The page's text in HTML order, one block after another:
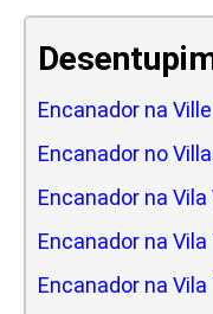
Encanador na
Encanador no
Encanador na Vila
Encanador na
Encanador na